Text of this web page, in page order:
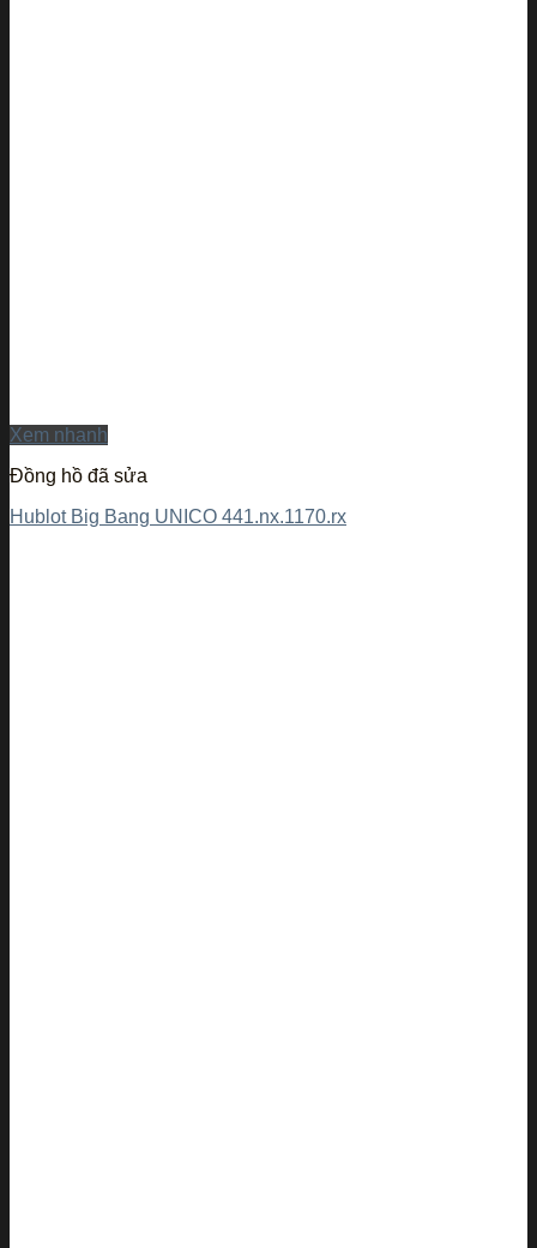
Xem nhanh
Đồng hồ đã sửa
Hublot Big Bang UNICO 441.nx.1170.rx